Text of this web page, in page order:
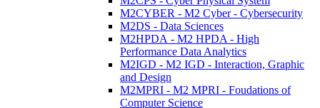
M2CYBER - M2 Cyber - Cybersecurity
M2DS - Data Sciences
M2HPDA - M2 HPDA - High
Performance Data Analytics
M2IGD - M2 IGD - Interaction, Graphic
and Design
M2MPRI - M2 MPRI - Foudations of
Computer Science